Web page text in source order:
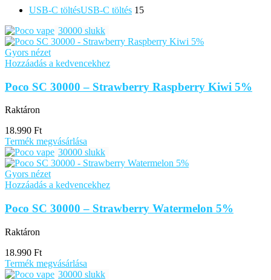
USB-C töltésUSB-C töltés 15
30000 slukk
Gyors nézet
Hozzáadás a kedvencekhez
Poco SC 30000 – Strawberry Raspberry Kiwi 5%
Raktáron
18.990 Ft
Termék megvásárlása
30000 slukk
Gyors nézet
Hozzáadás a kedvencekhez
Poco SC 30000 – Strawberry Watermelon 5%
Raktáron
18.990 Ft
Termék megvásárlása
30000 slukk